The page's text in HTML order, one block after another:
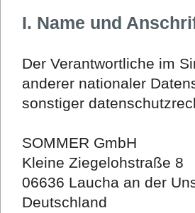
I. Name und
Der Verantwortliche im
anderer nationaler
sonstiger
SOMMER GmbH
Kleine Ziegelohstraße 8
06636 Laucha an der
Deutschland